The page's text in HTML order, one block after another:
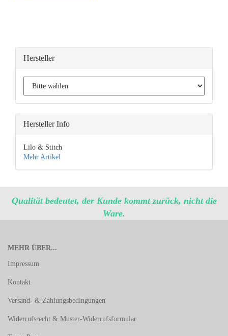
Hersteller
Hersteller Info
Lilo & Stitch
Mehr Artikel
Qualität bedeutet, der Kunde kommt zurück, nicht die
Ware.
MEHR ÜBER...
Impressum
Kontakt
Versand- & Zahlungsbedingungen
Widerrufsrecht & Muster-Widerrufsformular